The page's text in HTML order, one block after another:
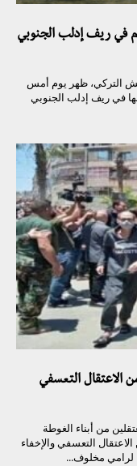
في ريف إدلب الجنوبي
التركي، ظهر يوم أمس
في ريف إدلب الجنوبي
الاعتقال التعسفي
من أبناء الغوطة
التعسفي والإخفاء
لرامي مخلوف...